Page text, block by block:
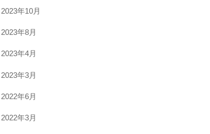
2023年10月
2023年8月
2023年4月
2023年3月
2022年6月
2022年3月